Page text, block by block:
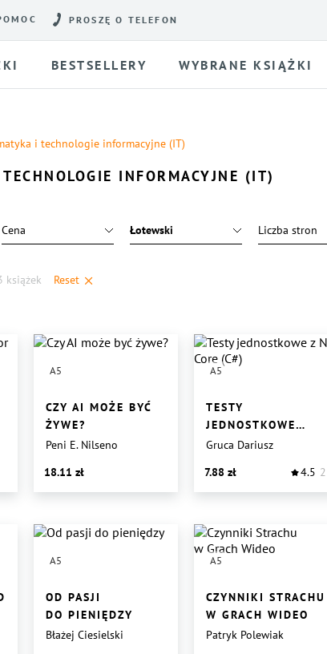
PROSZĘ O TELEFON
BESTSELLERY WYBRANE KSIĄŻKI
i technologie informacyjne (IT)
INFORMACYJNE (IT)
Cena Łotewski Liczba stron
książek Reset
A5
CZY AI MOŻE BYĆ
ŻYWE?
Peni E. Nilseno
18.11
A5
TESTY
JEDNOSTKOWE
Z NET CORE (C#)
Gruca Dariusz
7.88
4.5 2
A5
OD PASJI
DO PIENIĘDZY
Błażej Ciesielski
A5
CZYNNIKI STRACHU
W GRACH WIDEO
Patryk Polewiak